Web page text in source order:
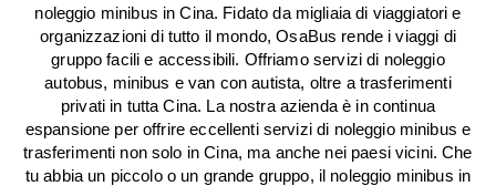
noleggio minibus in Cina. Fidato da migliaia di viaggiatori e
organizzazioni di tutto il mondo, OsaBus rende i viaggi di
gruppo facili e accessibili. Offriamo servizi di noleggio
autobus, minibus e van con autista, oltre a trasferimenti
privati in tutta Cina. La nostra azienda è in continua
espansione per offrire eccellenti servizi di noleggio minibus e
trasferimenti non solo in Cina, ma anche nei paesi vicini. Che
tu abbia un piccolo o un grande gruppo, il noleggio minibus in